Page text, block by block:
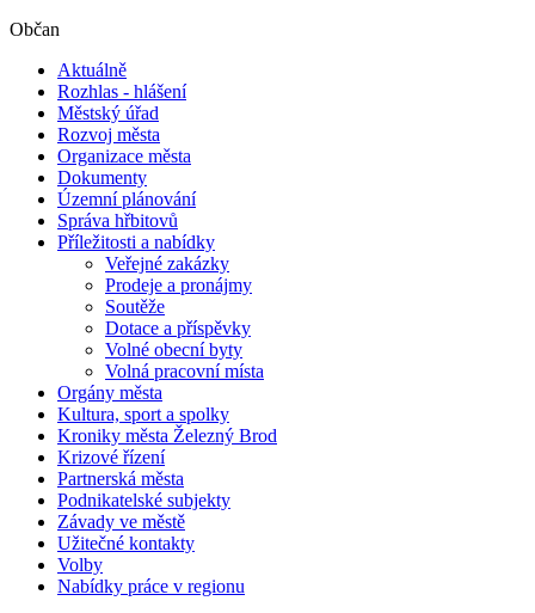
Občan
Aktuálně
Rozhlas - hlášení
Městský úřad
Rozvoj města
Organizace města
Dokumenty
Územní plánování
Správa hřbitovů
Příležitosti a nabídky
Veřejné zakázky
Prodeje a pronájmy
Soutěže
Dotace a příspěvky
Volné obecní byty
Volná pracovní místa
Orgány města
Kultura, sport a spolky
Kroniky města Železný Brod
Krizové řízení
Partnerská města
Podnikatelské subjekty
Závady ve městě
Užitečné kontakty
Volby
Nabídky práce v regionu